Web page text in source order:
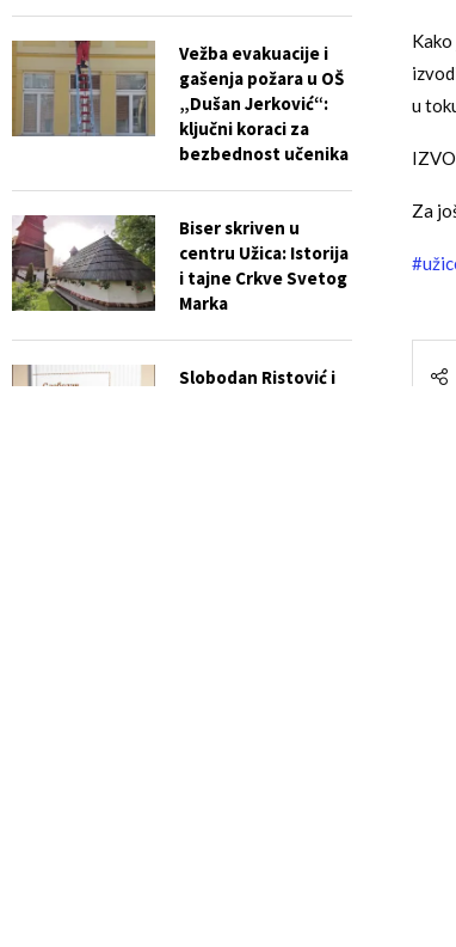
u
Za
Vežba evakuacije i
gašenja požara u OŠ
„Dušan Jerković“:
ključni koraci za
bezbednost učenika
Biser skriven u
centru Užica: Istorija
i tajne Crkve Svetog
Marka
Slobodan Ristović i